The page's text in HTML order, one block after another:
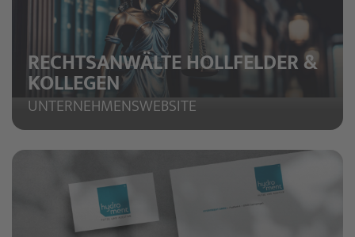
RECHTSANWÄLTE HOLLFELDER &
KOLLEGEN
UNTERNEHMENSWEBSITE